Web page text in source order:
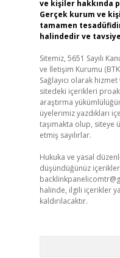
ve kişiler hakkında
Gerçek kurum ve
tamamen
halindedir ve
Sitemiz, 5651 Sayılı
ve İletişim Kurumu
Sağlayıcı olarak
sitedeki içerikleri
araştırma
üyelerimiz yazdıkları
taşımakta olup, siteye
etmiş sayılırlar.
Hukuka ve yasal
düşündüğünüz
halinde, ilgili içerikler
kaldırılacaktır.